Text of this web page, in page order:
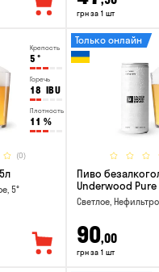
грн за 1 шт
Крепость
5 °
Горечь
18 IBU
Плотность
11 %
(0)
5°
Только онлайн
Пиво
Underwood Pure
Светлое,
90,00
грн за 1 шт